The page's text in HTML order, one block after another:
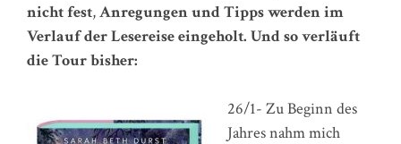
nicht fest,Anregungen und Tipps werden im
Verlauf der Lesereise eingeholt. Und so verläuft
die Tour bisher:
26/1- Zu Beginn des
Jahres nahm mich